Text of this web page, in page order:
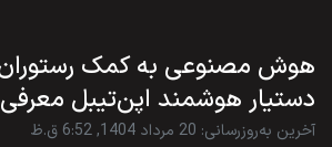
هوش مصنوعی به کمک
دستیار هوشمند اپن‌تیبل
آخرین به‌روزرسانی: 20 مرداد 1404, 6:52 ق.ظ